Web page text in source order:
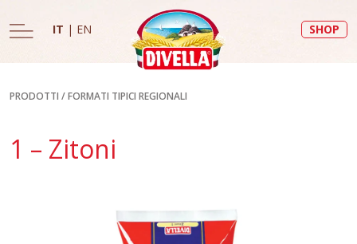
IT | EN SHOP
PRODOTTI /FORMATI TIPICI REGIONALI
1 – Zitoni